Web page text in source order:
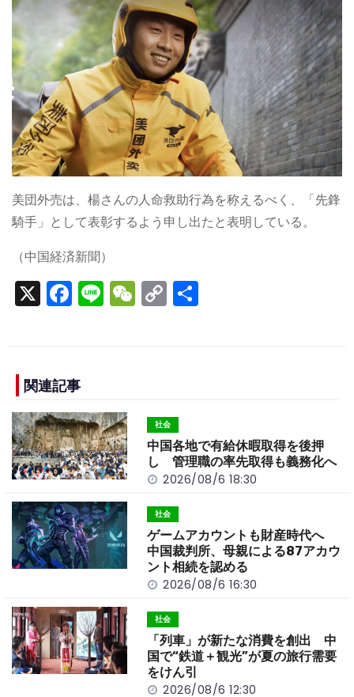
美団外売は、楊さんの人命救助行為を称えるべく、「先鋒
騎手」として表彰するよう申し出たと表明している。
（中国経済新聞）
X F
a
e
b
o
o
k
Li
n
W
e
C
o
n
k
関連記事
社会
中国各地で有給休暇取得を後押
し 管理職の率先取得も義務化へ
2026/08/6 18:30
社会
ゲームアカウントも財産時代へ
中国裁判所、母親による87アカウ
ント相続を認める
2026/08/6 16:30
社会
「列車」が新たな消費を創出 中
国で“鉄道＋観光”が夏の旅行需要
をけん引
2026/08/6 12:30